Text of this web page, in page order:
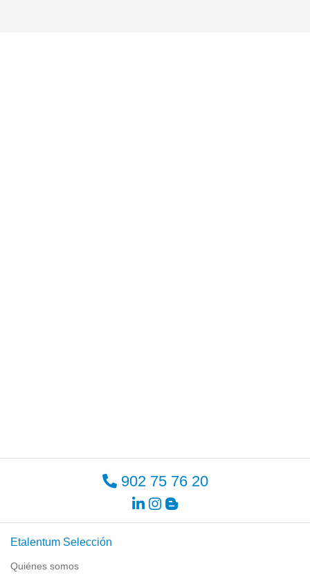
902 75 76 20
Etalentum Selección
Quiénes somos